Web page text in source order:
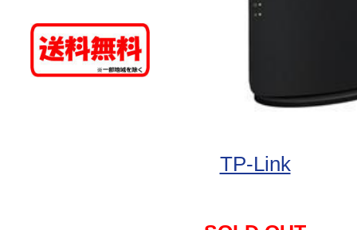
TP-Link